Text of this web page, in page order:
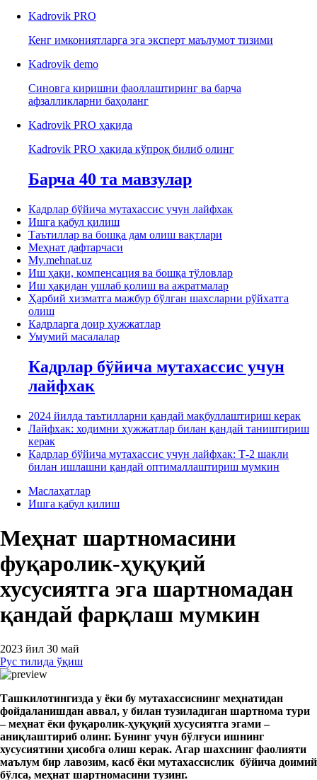
Kadrovik PRO
Кенг имкониятларга эга эксперт маълумот тизими
Kadrovik demo
Синовга киришни фаоллаштиринг ва барча
афзалликларни баҳоланг
Kadrovik PRO ҳақида
Kadrovik PRO ҳақида кўпроқ билиб олинг
Барча 40 та мавзулар
Кадрлар бўйича мутахассис учун лайфхак
Ишга қабул қилиш
Таътиллар ва бошқа дам олиш вақтлари
Меҳнат дафтарчаси
My.mehnat.uz
Иш ҳақи, компенсация ва бошқа тўловлар
Иш ҳақидан ушлаб қолиш ва ажратмалар
Ҳарбий хизматга мажбур бўлган шахсларни рўйхатга
олиш
Кадрларга доир ҳужжатлар
Умумий масалалар
Кадрлар бўйича мутахассис учун
лайфхак
2024 йилда таътилларни қандай мақбуллаштириш керак
Лайфхак: ходимни ҳужжатлар билан қандай таништириш
керак
Кадрлар бўйича мутахассис учун лайфхак: Т-2 шакли
билан ишлашни қандай оптималлаштириш мумкин
Маслаҳатлар
Ишга қабул қилиш
Меҳнат шартномасини
фуқаролик-ҳуқуқий
хусусиятга эга шартномадан
қандай фарқлаш мумкин
2023 йил 30 май
Рус тилида ўқиш
Ташкилотингизда у ёки бу мутахассиснинг меҳнатидан
фойдаланишдан аввал, у билан тузиладиган шартнома тури
– меҳнат ёки фуқаролик-ҳуқуқий хусусиятга эгами –
аниқлаштириб олинг. Бунинг учун бўлғуси ишнинг
хусусиятини ҳисобга олиш керак. Агар шахснинг фаолияти
маълум бир лавозим, касб ёки мутахассислик бўйича доимий
бўлса, меҳнат шартномасини тузинг.